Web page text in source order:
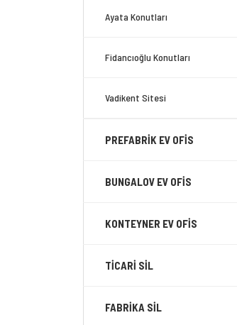
Ayata Konutları
Fidancıoğlu Konutları
Vadikent Sitesi
PREFABRİK EV OFİS
BUNGALOV EV OFİS
KONTEYNER EV OFİS
TİCARİ SİL
FABRİKA SİL